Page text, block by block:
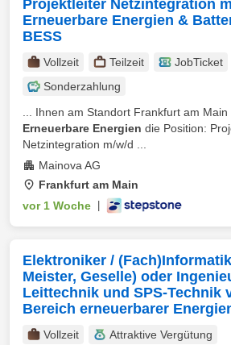
Projektleiter Netzintegration
Erneuerbare Energien &
BESS
Vollzeit Teilzeit
JobTicket
Sonderzahlung
... Ihnen am Standort Frankfurt am
Erneuerbare Energien die Position:
Netzintegration m/w/d ...
Mainova AG
Frankfurt am Main
vor 1 Woche
Elektroniker /
Meister, Geselle) oder
Leittechnik und SPS-Technik
Bereich erneuerbarer
Vollzeit
Attraktive Vergütung